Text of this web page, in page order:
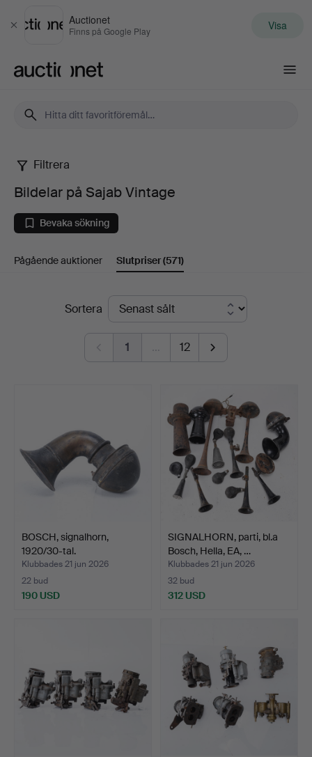
Stäng
Auctionet
Finns på Google Play Visa
Bildelar
på
Sajab
Vintage
Filtrera
Bildelar på Sajab Vintage
Bevaka sökning
Pågående auktioner Slutpriser(571)
SlutpriserSortera
1 … 12
BOSCH, signalhorn,
1920/30-tal.
Klubbades 21 jun 2026
22 bud
190 USD
SIGNALHORN, parti, bl.a
Bosch, Hella, EA, …
Klubbades 21 jun 2026
32 bud
312 USD